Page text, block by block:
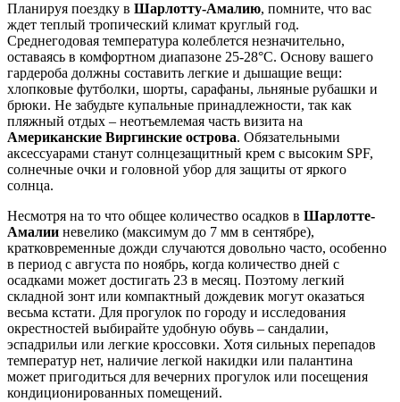
Планируя поездку в Шарлотту-Амалию, помните, что вас
ждет теплый тропический климат круглый год.
Среднегодовая температура колеблется незначительно,
оставаясь в комфортном диапазоне 25-28°C. Основу вашего
гардероба должны составить легкие и дышащие вещи:
хлопковые футболки, шорты, сарафаны, льняные рубашки и
брюки. Не забудьте купальные принадлежности, так как
пляжный отдых – неотъемлемая часть визита на
Американские Виргинские острова. Обязательными
аксессуарами станут солнцезащитный крем с высоким SPF,
солнечные очки и головной убор для защиты от яркого
солнца.
Несмотря на то что общее количество осадков в Шарлотте-
Амалии невелико (максимум до 7 мм в сентябре),
кратковременные дожди случаются довольно часто, особенно
в период с августа по ноябрь, когда количество дней с
осадками может достигать 23 в месяц. Поэтому легкий
складной зонт или компактный дождевик могут оказаться
весьма кстати. Для прогулок по городу и исследования
окрестностей выбирайте удобную обувь – сандалии,
эспадрильи или легкие кроссовки. Хотя сильных перепадов
температур нет, наличие легкой накидки или палантина
может пригодиться для вечерних прогулок или посещения
кондиционированных помещений.